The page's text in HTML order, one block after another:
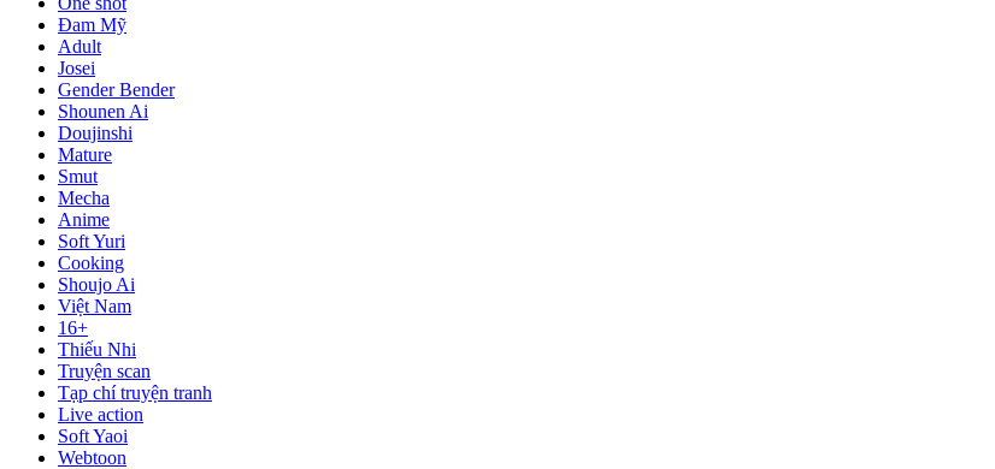
Đam Mỹ
Adult
Josei
Gender Bender
Shounen Ai
Doujinshi
Mature
Smut
Mecha
Anime
Soft Yuri
Cooking
Shoujo Ai
Việt Nam
16+
Thiếu Nhi
Truyện scan
Tạp chí truyện tranh
Live action
Soft Yaoi
Webtoon